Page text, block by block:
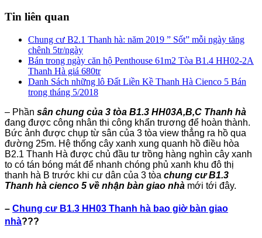
Tin liên quan
Chung cư B2.1 Thanh hà: năm 2019 ” Sốt” mỗi ngày tăng
chênh 5tr/ngày
Bán trong ngày căn hộ Penthouse 61m2 Tòa B1.4 HH02-2A
Thanh Hà giá 680tr
Danh Sách những lô Đất Liền Kề Thanh Hà Cienco 5 Bán
trong tháng 5/2018
– Phần sân chung của 3 tòa B1.3 HH03A,B,C Thanh hà
đang được công nhân thi công khẩn trương để hoàn thành.
Bức ảnh được chụp từ sân của 3 tòa view thẳng ra hồ qua
đường 25m. Hệ thống cây xanh xung quanh hồ điều hòa
B2.1 Thanh Hà được chủ đầu tư trồng hàng nghìn cây xanh
to có tán bóng mát để nhanh chóng phủ xanh khu đô thị
thanh hà B trước khi cư dân của 3 tòa chung cư B1.3
Thanh hà cienco 5 về nhận bàn giao nhà mới tới đây.
– Chung cư B1.3 HH03 Thanh hà bao giờ bàn giao
nhà???